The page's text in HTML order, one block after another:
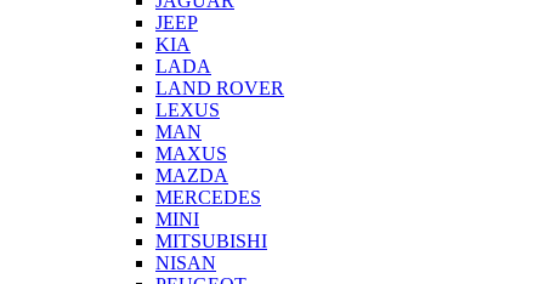
JEEP
KIA
LADA
LAND ROVER
LEXUS
MAN
MAXUS
MAZDA
MERCEDES
MINI
MITSUBISHI
NISAN